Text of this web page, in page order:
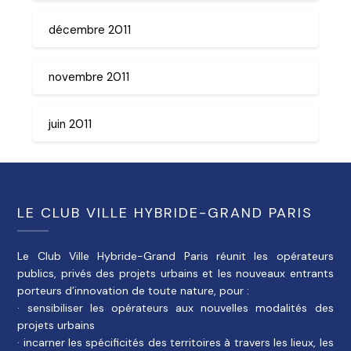
décembre 2011
novembre 2011
juin 2011
LE CLUB VILLE HYBRIDE-GRAND PARIS
Le Club Ville Hybride-Grand Paris réunit les opérateurs
publics, privés des projets urbains et les nouveaux entrants
porteurs d’innovation de toute nature, pour :
· sensibiliser les opérateurs aux nouvelles modalités des
projets urbains
· incarner les spécificités des territoires à travers les lieux, les